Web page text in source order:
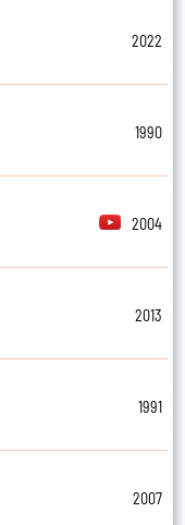
2022
1990
2004
2013
1991
2007